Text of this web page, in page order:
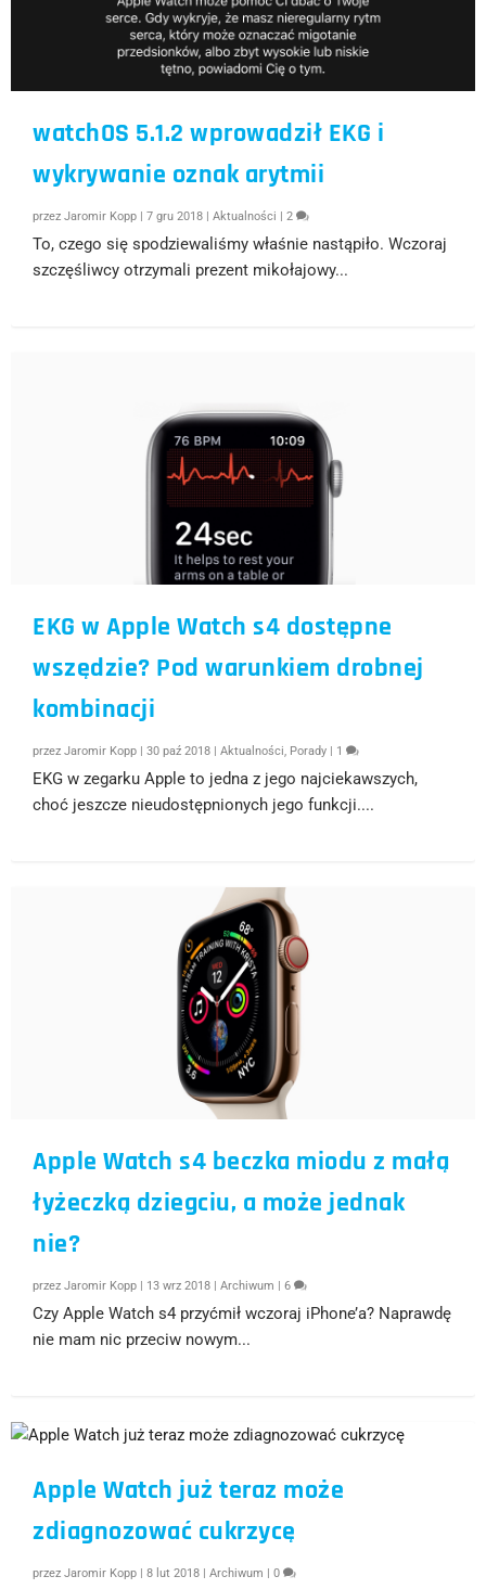
watchOS 5.1.2 wprowadził EKG i
wykrywanie oznak arytmii
przezJaromir Kopp |7 gru 2018 |Aktualności |2
To, czego się spodziewaliśmy właśnie nastąpiło. Wczoraj
szczęśliwcy otrzymali prezent mikołajowy...
EKG w Apple Watch s4 dostępne
wszędzie? Pod warunkiem drobnej
kombinacji
przezJaromir Kopp |30 paź 2018 |Aktualności, Porady | 1
EKG w zegarku Apple to jedna z jego najciekawszych,
choć jeszcze nieudostępnionych jego funkcji....
Apple Watch s4 beczka miodu z małą
łyżeczką dziegciu, a może jednak
nie?
przezJaromir Kopp | 13 wrz 2018 |Archiwum |6
Czy Apple Watch s4 przyćmił wczoraj iPhone’a? Naprawdę
nie mam nic przeciw nowym...
Apple Watch już teraz może
zdiagnozować cukrzycę
przezJaromir Kopp |8 lut 2018 |Archiwum |0